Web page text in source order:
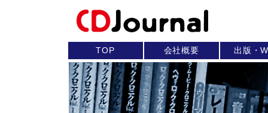
TOP 会社概要 出版・